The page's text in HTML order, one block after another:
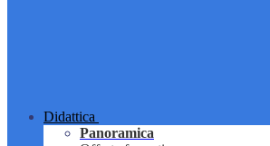
Didattica
Panoramica